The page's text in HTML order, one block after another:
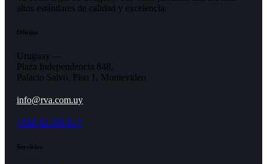
altos estándares de calidad y excelencia.
Oficina
Uruguay —
Plaza Independencia 848,
Palacio Salvo, Piso 1, Montevideo
info@rva.com.uy
+598 92 259 817
Servicios